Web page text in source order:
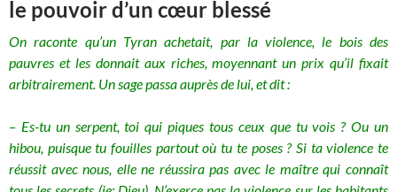
le pouvoir d’un cœur blessé
On raconte qu’un Tyran achetait, par la violence, le bois des
pauvres et les donnait aux riches, moyennant un prix qu’il fixait
arbitrairement. Un sage passa auprès de lui, et dit :
– Es-tu un serpent, toi qui piques tous ceux que tu vois ?Ou un
hibou, puisque tu fouilles partout où tu te poses ? Si ta violence te
réussit avec nous, elle ne réussira pas avec le maître qui connaît